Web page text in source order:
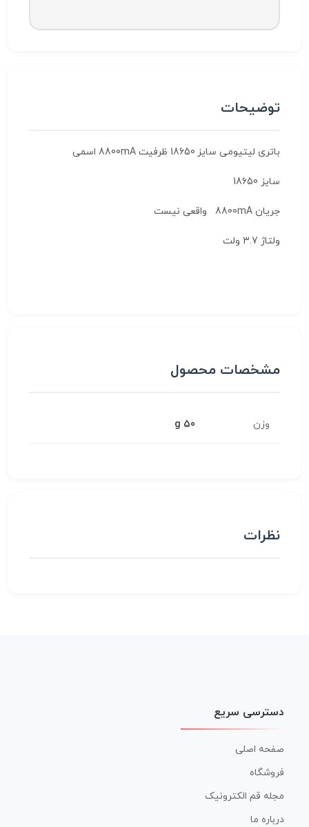
توضیحات
باتری لیتیومی سایز 18650 ظرفیت 8800mA اسمی
سایز 18650
جریان 8800mA واقعی نیست
ولتاژ 3.7 ولت
مشخصات محصول
وزن 50 g
نظرات
دسترسی سریع
صفحه اصلی
فروشگاه
مجله قم الکترونیک
درباره ما